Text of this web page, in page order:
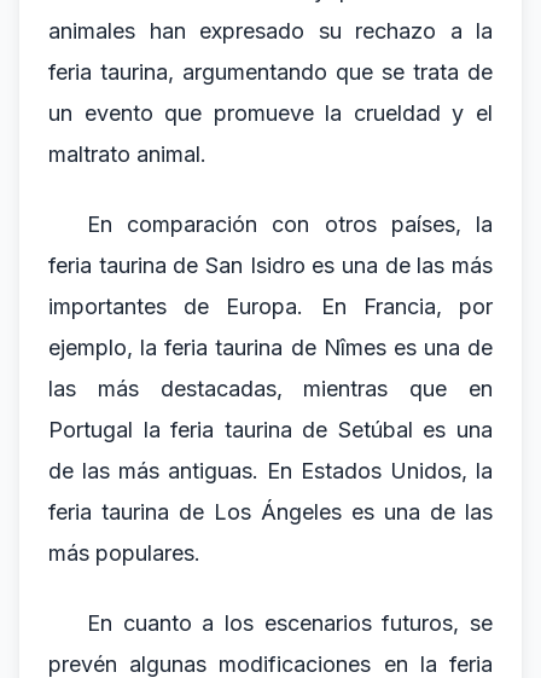
animales han expresado su rechazo a la
feria taurina, argumentando que se trata de
un evento que promueve la crueldad y el
maltrato animal.
En comparación con otros países, la
feria taurina de San Isidro es una de las más
importantes de Europa. En Francia, por
ejemplo, la feria taurina de Nîmes es una de
las más destacadas, mientras que en
Portugal la feria taurina de Setúbal es una
de las más antiguas. En Estados Unidos, la
feria taurina de Los Ángeles es una de las
más populares.
En cuanto a los escenarios futuros, se
prevén algunas modificaciones en la feria